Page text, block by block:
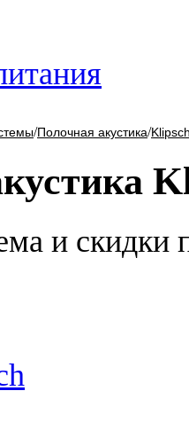
/Полочная акустика/
и скидки